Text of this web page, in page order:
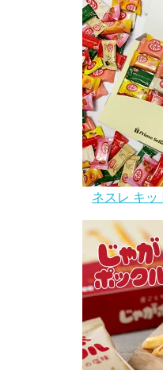
ネスレ キッ